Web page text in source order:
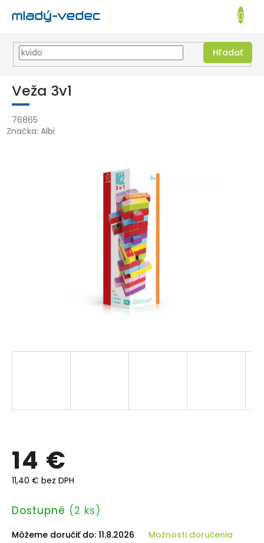
Prejsť
obsah
EUR
Hľadať
KOŠÍK
Veža 3v1
76865
Značka: Albi
14 €
11,40 € bez DPH
Jednotková
Dostupné (2 ks)
Môžeme doručiť do: 11.8.2026 Možnosti doručenia